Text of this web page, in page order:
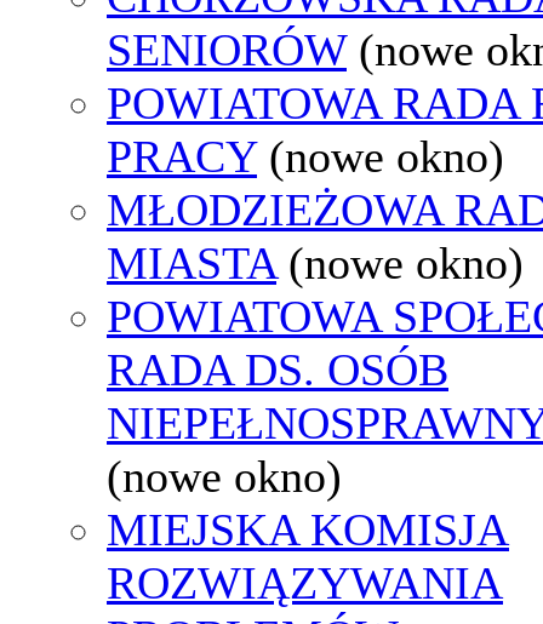
SENIORÓW (nowe
POWIATOWA RADA
PRACY (nowe okno)
MŁODZIEŻOWA
MIASTA (nowe okno)
POWIATOWA
RADA DS. OSÓB
(nowe okno)
MIEJSKA KOMISJA
ROZWIĄZYWANIA